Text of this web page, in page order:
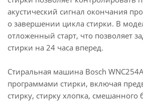
акустический сигнал окончания
о завершении цикла стирки. В
отложенный старт, что позволяет
стирки на 24 часа вперед.
Стиральная машина Bosch
программами стирки, включая
стирку, стирку хлопка, смешанного